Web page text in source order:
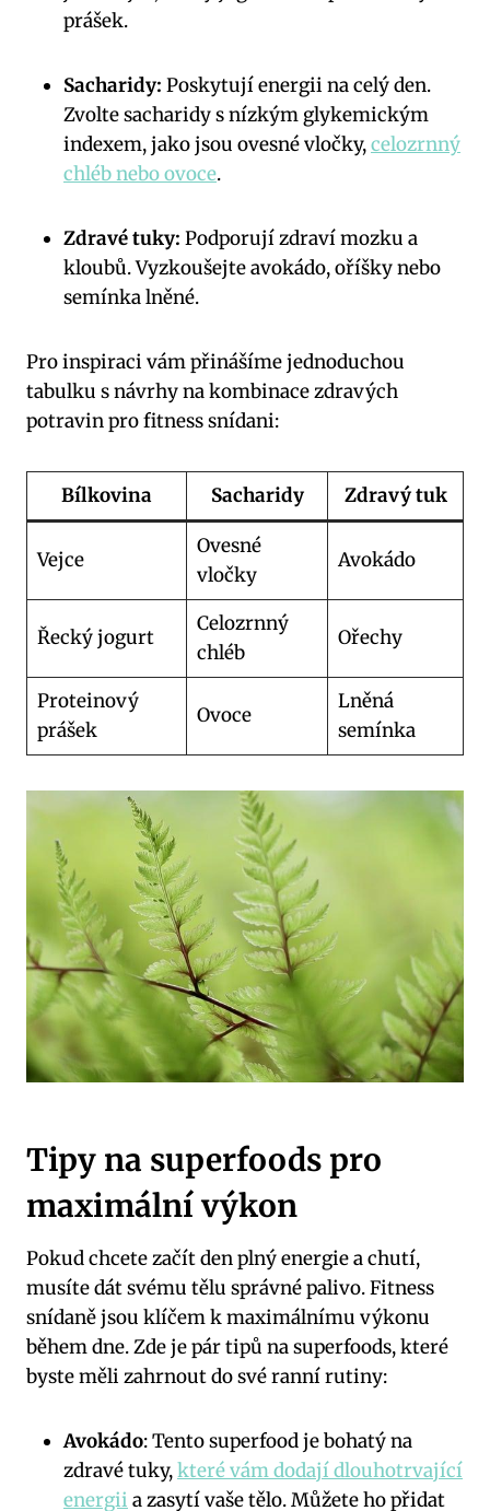
prášek.
Sacharidy: Poskytují energii na celý den.
Zvolte sacharidy s nízkým glykemickým
indexem, jako jsou ovesné vločky,celozrnný
chléb nebo ovoce.
Zdravé tuky: Podporují zdraví mozku a
kloubů. Vyzkoušejte avokádo, oříšky nebo
semínka lněné.
Pro inspiraci vám přinášíme jednoduchou
tabulku s návrhy na kombinace zdravých
potravin pro fitness snídani:
Bílkovina Sacharidy Zdravý tuk
Vejce
Ovesné
vločky
Avokádo
Řecký jogurt
Celozrnný
chléb
Ořechy
Proteinový
prášek
Ovoce
Lněná
semínka
Tipy na superfoods pro
maximální výkon
Pokud chcete začít den plný energie a chutí,
musíte dát svému tělu správné palivo. Fitness
snídaně jsou klíčem k maximálnímu výkonu
během dne. Zde je pár tipů na superfoods, které
byste měli zahrnout do své ranní rutiny:
Avokádo: Tento superfood je bohatý na
zdravé tuky,které vám dodají dlouhotrvající
energii a zasytí vaše tělo. Můžete ho přidat